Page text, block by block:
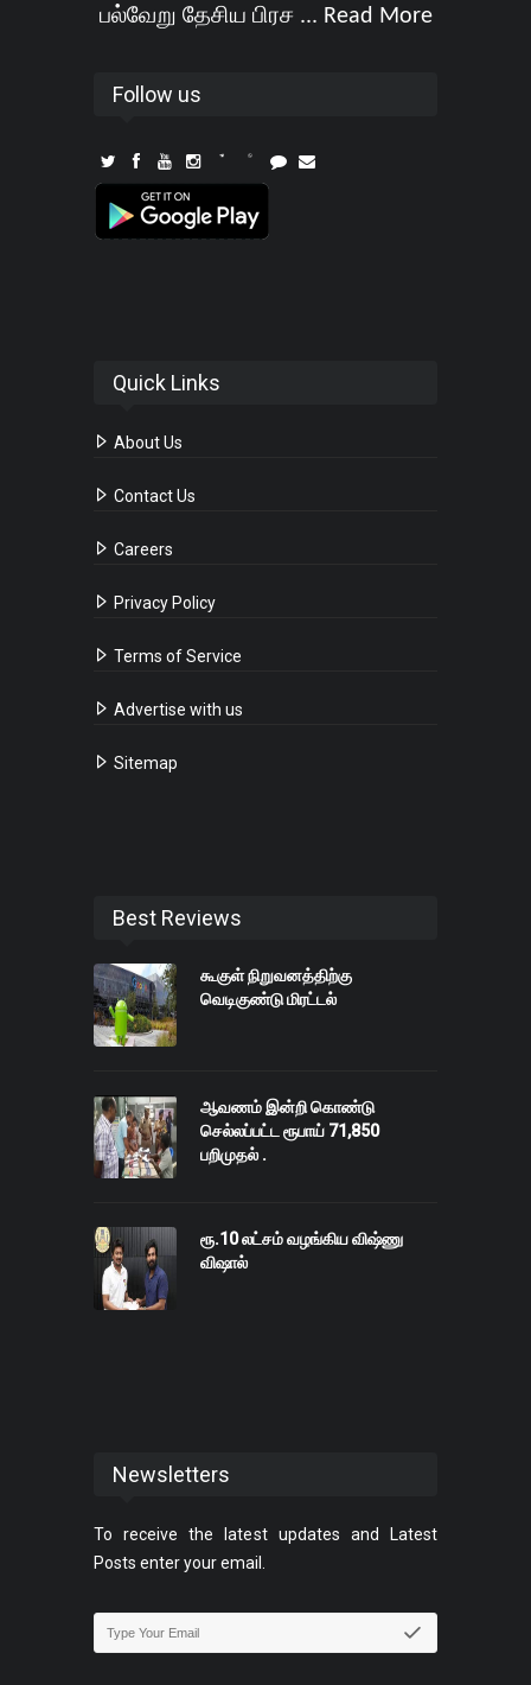
பல்வேறு தேசிய பிரச ... Read More
Follow us
Quick Links
About Us
Contact Us
Careers
Privacy Policy
Terms of Service
Advertise with us
Sitemap
Best Reviews
கூகுள் நிறுவனத்திற்கு
வெடிகுண்டு மிரட்டல்
ஆவணம் இன்றி கொண்டு
செல்லப்பட்ட ரூபாய் 71,850
பறிமுதல் .
ரூ.10 லட்சம் வழங்கிய விஷ்ணு
விஷால்
Newsletters
To receive the latest updates and Latest
Posts enter your email.